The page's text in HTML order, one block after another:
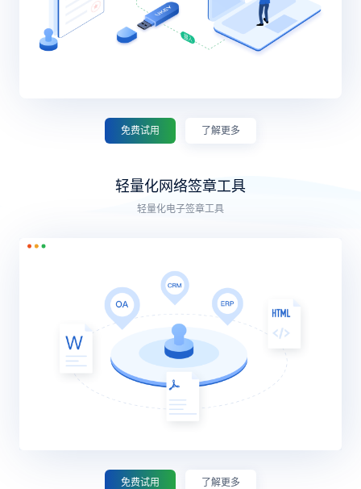
免费试用 了解更多
轻量化网络签章工具
轻量化电子签章工具
免费试用 了解更多